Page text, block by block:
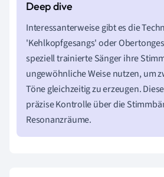
Interessanterweise gibt es die
'Kehlkopfgesangs' oder
speziell trainierte Sänger ihre
ungewöhnliche Weise nutzen, um
Töne gleichzeitig zu erzeugen.
präzise Kontrolle über die
Resonanzräume.